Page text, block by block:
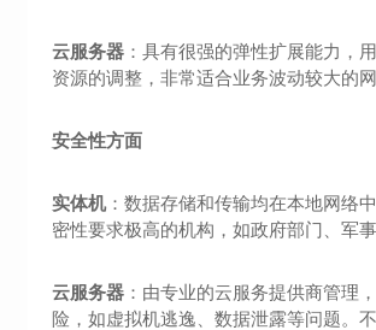
云服务器 ：具有很强的弹性扩展能力，
资源的调整，非常适合业务波动较大的
安全性方面
实体机：数据存储和传输均在本地网络
密性要求极高的机构，如政府部门、军
云服务器 ：由专业的云服务提供商管理
险，如虚拟机逃逸、数据泄露等问题。